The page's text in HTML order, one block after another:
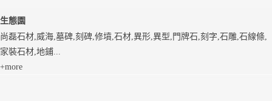
生態園
尚磊石材,威海,墓碑,刻碑,修墳,石材,異形,異型,門牌石,刻字,石雕,石線條,
家裝石材,地鋪...
+more